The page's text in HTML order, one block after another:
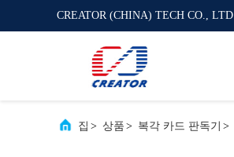
CREATOR (CHINA) TECH CO., LTD
집 > 상품 > 복각 카드 판독기 >